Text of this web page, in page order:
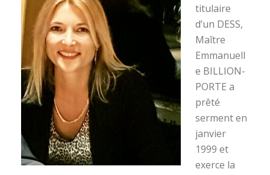
titulaire
d’un DESS,
Maître
Emmanuell
e BILLION-
PORTE a
prêté
serment en
janvier
1999 et
exerce la